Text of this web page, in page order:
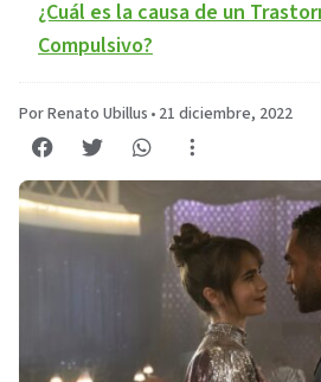
¿Cuál es la causa de un
Compulsivo?
Por Renato Ubillus • 21 diciembre, 2022